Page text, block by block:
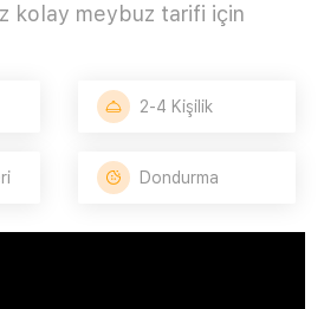
kolay meybuz tarifi için
2-4 Kişilik
Dondurma